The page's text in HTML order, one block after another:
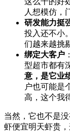
人想模仿，
研发能力挺
投入还不小
们越来越挑
绑定大客户
型超市都有
意，是它业
户也可能是
高，这个我
当然，它也不是
虾便宜明天虾贵